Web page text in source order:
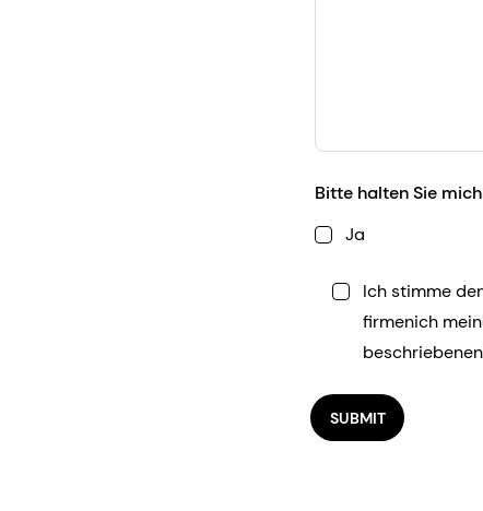
Bitte halten Sie
Ja
Ich stimme
firmenich
SUBMIT